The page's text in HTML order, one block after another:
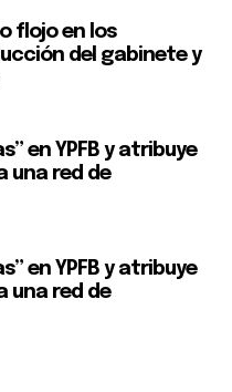
flojo en los
del gabinete y
en YPFB y atribuye
una red de
en YPFB y atribuye
una red de